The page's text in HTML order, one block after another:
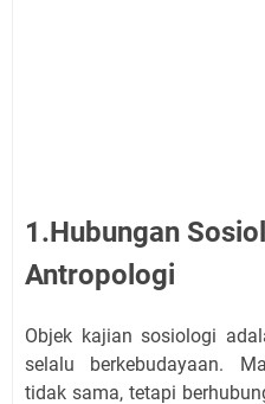
1.Hubungan
Antropologi
Objek kajian sosiologi
selalu berkebudayaan.
tidak sama, tetapi